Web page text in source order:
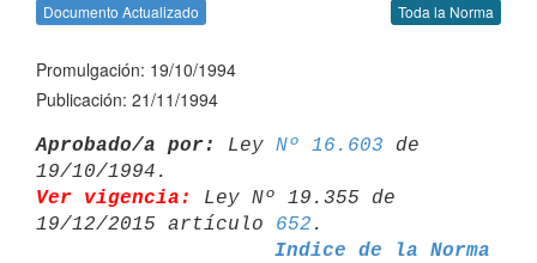
Documento Actualizado Toda la Norma
Promulgación: 19/10/1994
Publicación: 21/11/1994
Aprobado/a por: Ley Nº 16.603 de
Ver vigencia:
Ley Nº 19.355 de
19/12/2015 artículo 652
Indice de la Norma